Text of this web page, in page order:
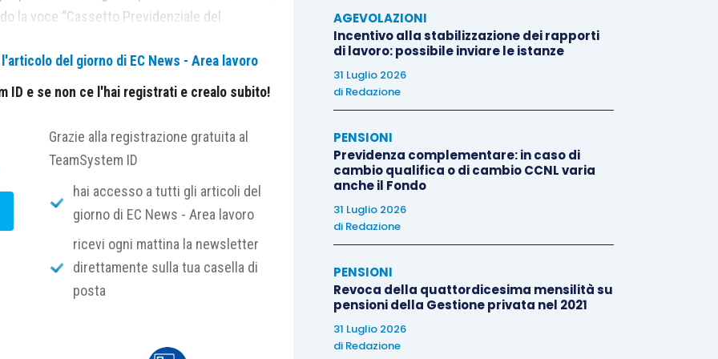
la voce “Cassetto Previdenziale del
Contribuente” è possibile procedere con 2
contributiva interessata e, successivamente,
“Smart Task”. L’interfaccia presenta gli Smart
ricercare e selezionare “Domanda di
“Smart Task” e selezionare “Domanda di
della posizione contributiva interessata viene
allo Smart Task.
della domanda di dilazione è guidata
del giorno di EC News - Area lavoro
ID e se non ce l'hai registrati e crealo subito!
Grazie alla registrazione gratuita al
TeamSystem ID
hai accesso a tutti gli articoli del
giorno di EC News - Area lavoro
ricevi ogni mattina la newsletter
direttamente sulla tua casella di
posta
AGEVOLAZIONI
Incentivo alla stabilizzazione dei rapporti
di lavoro: possibile inviare le istanze
31 Luglio 2026
di Redazione
PENSIONI
Previdenza complementare: in caso di
cambio qualifica o di cambio CCNL varia
anche il Fondo
31 Luglio 2026
di Redazione
PENSIONI
Revoca della quattordicesima mensilità su
pensioni della Gestione privata nel 2021
31 Luglio 2026
di Redazione